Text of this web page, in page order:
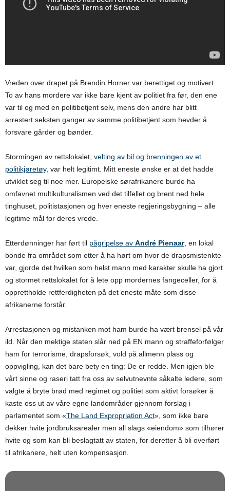
Vreden over drapet på Brendin Horner var berettiget og motivert.
To av hans mordere var ikke bare kjent av politiet fra før, den ene
var til og med en politibetjent selv, mens den andre har blitt
arrestert seksten ganger av samme politibetjent som hevder å
forsvare gårder og bønder.
Stormingen av rettslokalet, velting av bil og brenningen av et
politikjøretøy, var helt legitimt. Mitt eneste ønske er at det hadde
utviklet seg til noe mer. Europeiske sørafrikanere burde ha
omfavnet multikulturalismen ved det tilfellet og brent ned hele
tinghuset, politistasjonen og hver eneste regjeringsbygning – alle
legitime mål for deres vrede.
Etterdønninger har ført til pågripelse av André Pienaar, en lokal
bonde fra området som etter å ha hørt om hvor de drapsmistenkte
var, gjorde det hvilken som helst mann med karakter skulle ha gjort
og stormet rettslokalet for å lete opp mordernes fangeceller, for å
opprettholde rettferdigheten på det eneste måte som disse
afrikanerne forstår.
Arrestasjonen og mistanken mot ham burde ha vært brensel på vår
ild. Når den mektige staten slår ned på EN mann og straffeforfølger
ham for terrorisme, drapsforsøk, vold på allmenn plass og
oppvigling, kan det bare bety en ting: De er redde. Men igjen ble
vårt sinne og raseri tatt fra oss av selvutnevnte såkalte ledere, som
valgte å bryte brød med regimet og politiet som aktivt forsøker å
kaste oss ut av våre egne landområder gjennom forslag i
parlamentet som «The Land Expropriation Act», som ikke bare
dekker hvite jordbruksarealer men all slags «eiendom» som tilhører
hvite og som kan bli beslagtatt av staten, for deretter å bli overført
til afrikanere, helt uten kompensasjon.